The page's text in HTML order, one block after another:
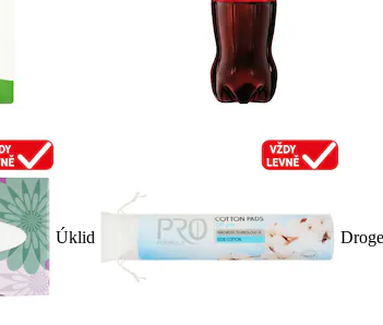
Úklid